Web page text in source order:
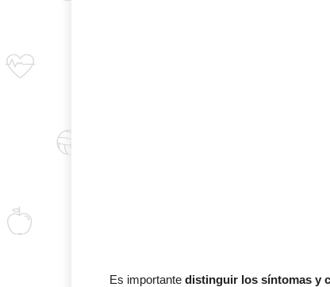
Es importante distinguir los síntomas y